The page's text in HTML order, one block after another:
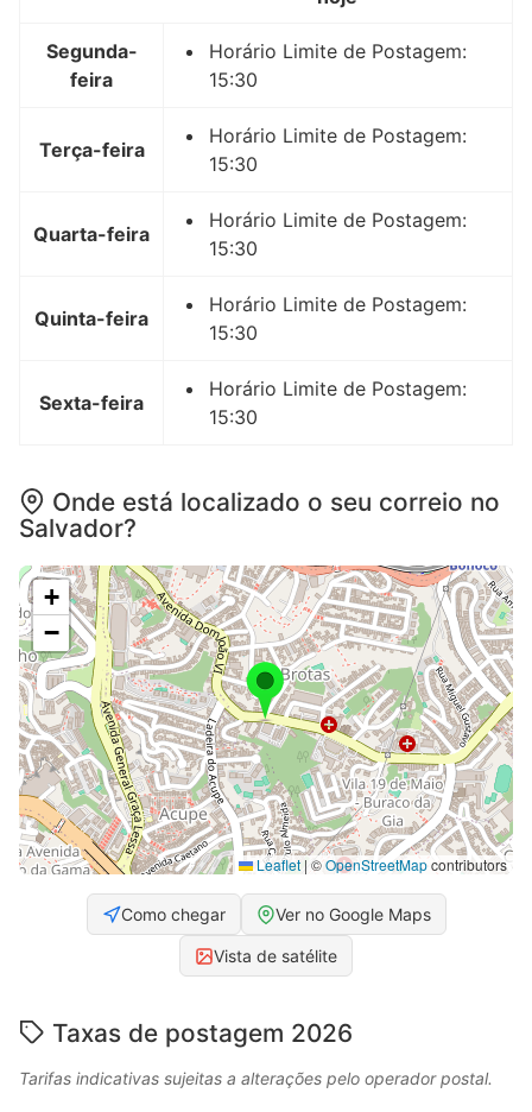
Segunda-
feira
Horário Limite de Postagem:
15:30
Terça-feira
Horário Limite de Postagem:
15:30
Quarta-feira
Horário Limite de Postagem:
15:30
Quinta-feira
Horário Limite de Postagem:
15:30
Sexta-feira
Horário Limite de Postagem:
15:30
Onde está localizado o seu correio no
Salvador?
+
−
Leaflet | ©OpenStreetMapcontributors
Como chegar Ver no Google Maps
Vista de satélite
Taxas de postagem 2026
Tarifas indicativas sujeitas a alterações pelo operador postal.